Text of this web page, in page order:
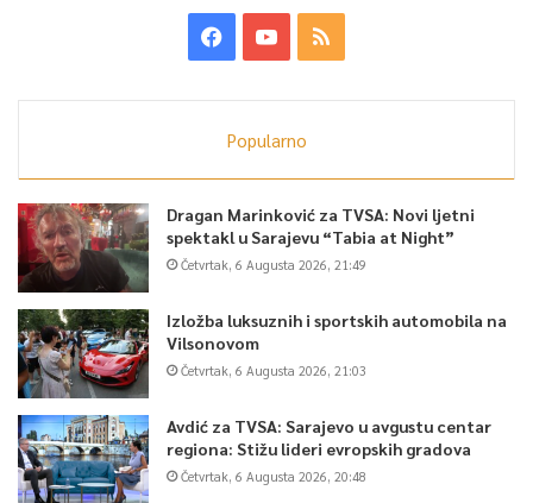
Popularno
Dragan Marinković za TVSA: Novi ljetni
spektakl u Sarajevu “Tabia at Night”
Četvrtak, 6 Augusta 2026, 21:49
Izložba luksuznih i sportskih automobila na
Vilsonovom
Četvrtak, 6 Augusta 2026, 21:03
Avdić za TVSA: Sarajevo u avgustu centar
regiona: Stižu lideri evropskih gradova
Četvrtak, 6 Augusta 2026, 20:48